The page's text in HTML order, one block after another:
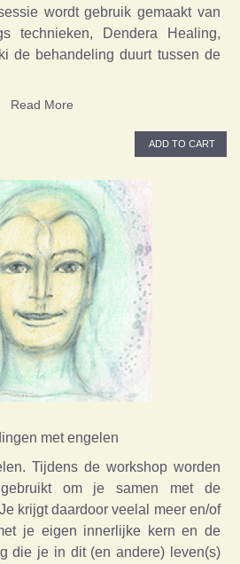
wordt gebruik gemaakt van
technieken, Dendera Healing,
de behandeling duurt tussen de
Read More
ADD TO CART
met engelen
Tijdens de workshop worden
gebruikt om je samen met de
krijgt daardoor veelal meer en/of
je eigen innerlijke kern en de
die je in dit (en andere) leven(s)